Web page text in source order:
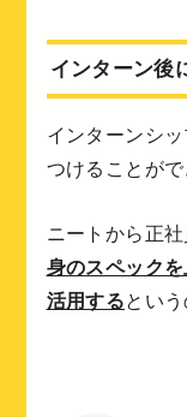
インターン後
インターンシ
つけることがで
ニートから正
身のスペック
活用するとい